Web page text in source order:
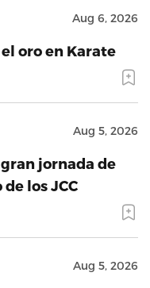
Aug 6, 2026
oro en Karate
Aug 5, 2026
jornada de
los JCC
Aug 5, 2026